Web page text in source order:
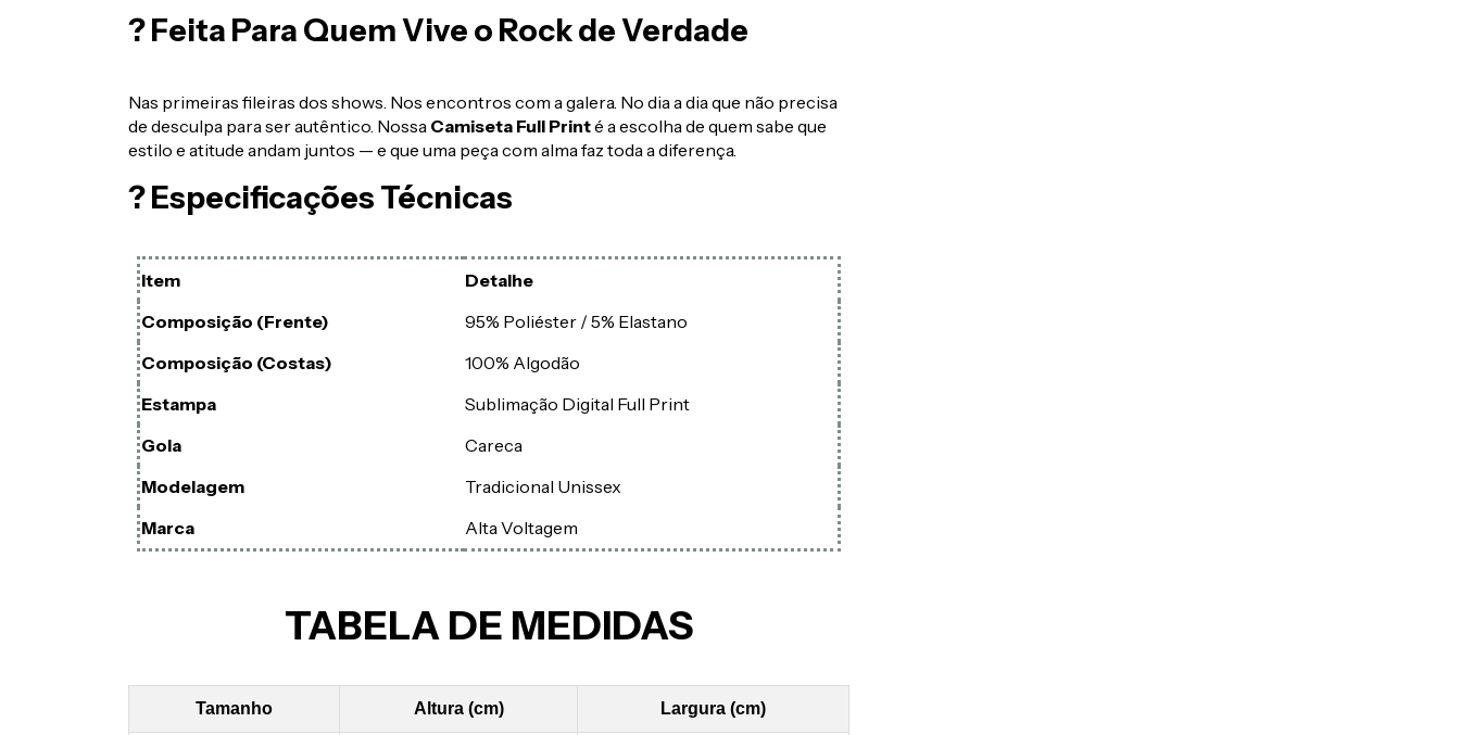
? Feita Para Quem Vive o Rock de Verdade
Nas primeiras fileiras dos shows. Nos encontros com a galera. No dia a dia que não precisa
de desculpa para ser autêntico. Nossa Camiseta Full Printé a escolha de quem sabe que
estilo e atitude andam juntos — e que uma peça com alma faz toda a diferença.
? Especificações Técnicas
Item
Detalhe
Composição (Frente)
95% Poliéster / 5% Elastano
Composição (Costas)
100% Algodão
Estampa
Sublimação Digital Full Print
Gola
Careca
Modelagem
Tradicional Unissex
Marca
Alta Voltagem
TABELA DE MEDIDAS
Tamanho Altura (cm) Largura (cm)